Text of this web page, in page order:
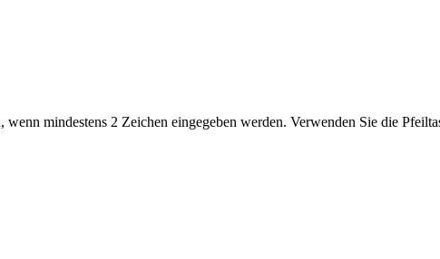
wenn mindestens 2 Zeichen eingegeben werden. Verwenden Sie die